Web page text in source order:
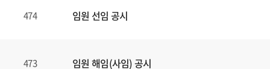
474 임원 선임 공시
473 임원 해임(사임) 공시